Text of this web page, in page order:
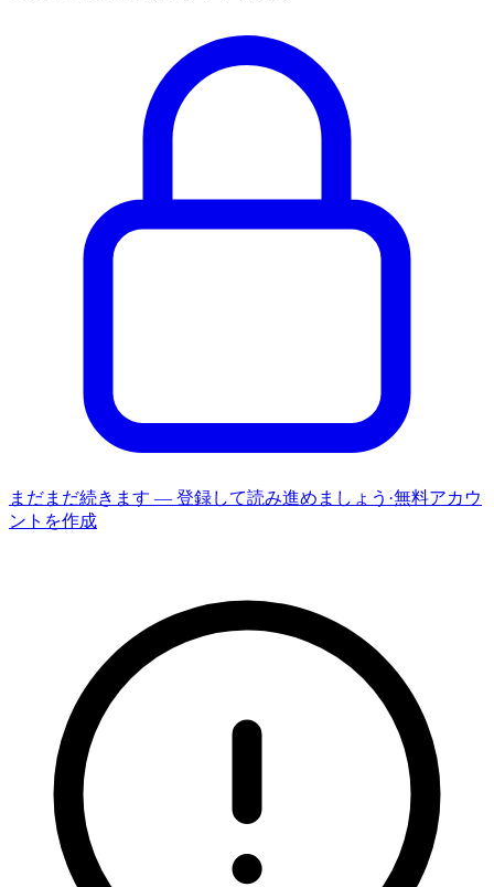
まだまだ続きます — 登録して読み進めましょう ·無料アカウ
ントを作成